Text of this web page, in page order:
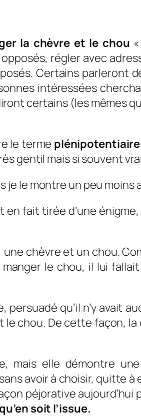
la chèvre et le chou
régler avec
Certains parleront
intéressées
certains (les mêmes
le terme
gentil mais si souvent
le montre un peu moins
en fait tirée d’une
chèvre et un chou.
le chou, il lui
qu’il n’y avait
chou. De cette façon,
mais elle démontre
avoir à choisir, quitte
péjorative aujourd’hui
soit l’issue.